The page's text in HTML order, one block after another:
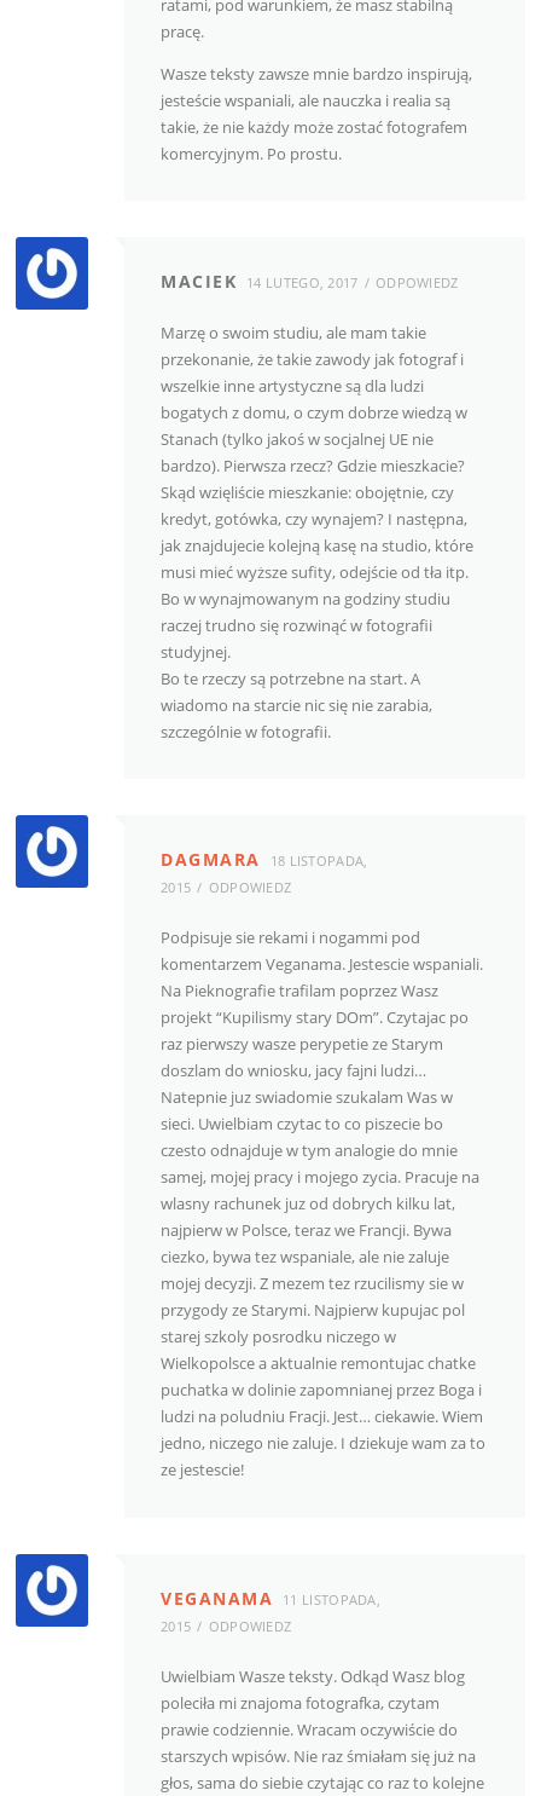
ratami, pod warunkiem, że masz stabilną
pracę.
Wasze teksty zawsze mnie bardzo inspirują,
jesteście wspaniali, ale nauczka i realia są
takie, że nie każdy może zostać fotografem
komercyjnym. Po prostu.
MACIEK 14 LUTEGO, 2017 ODPOWIEDZ
Marzę o swoim studiu, ale mam takie
przekonanie, że takie zawody jak fotograf i
wszelkie inne artystyczne są dla ludzi
bogatych z domu, o czym dobrze wiedzą w
Stanach (tylko jakoś w socjalnej UE nie
bardzo). Pierwsza rzecz? Gdzie mieszkacie?
Skąd wzięliście mieszkanie: obojętnie, czy
kredyt, gotówka, czy wynajem? I następna,
jak znajdujecie kolejną kasę na studio, które
musi mieć wyższe sufity, odejście od tła itp.
Bo w wynajmowanym na godziny studiu
raczej trudno się rozwinąć w fotografii
studyjnej.
Bo te rzeczy są potrzebne na start. A
wiadomo na starcie nic się nie zarabia,
szczególnie w fotografii.
DAGMARA
18 LISTOPADA,
2015
ODPOWIEDZ
Podpisuje sie rekami i nogammi pod
komentarzem Veganama. Jestescie wspaniali.
Na Pieknografie trafilam poprzez Wasz
projekt “Kupilismy stary DOm”. Czytajac po
raz pierwszy wasze perypetie ze Starym
doszlam do wniosku, jacy fajni ludzi…
Natepnie juz swiadomie szukalam Was w
sieci. Uwielbiam czytac to co piszecie bo
czesto odnajduje w tym analogie do mnie
samej, mojej pracy i mojego zycia. Pracuje na
wlasny rachunek juz od dobrych kilku lat,
najpierw w Polsce, teraz we Francji. Bywa
ciezko, bywa tez wspaniale, ale nie zaluje
mojej decyzji. Z mezem tez rzucilismy sie w
przygody ze Starymi. Najpierw kupujac pol
starej szkoly posrodku niczego w
Wielkopolsce a aktualnie remontujac chatke
puchatka w dolinie zapomnianej przez Boga i
ludzi na poludniu Fracji. Jest… ciekawie. Wiem
jedno, niczego nie zaluje. I dziekuje wam za to
ze jestescie!
VEGANAMA
11 LISTOPADA,
2015
ODPOWIEDZ
Uwielbiam Wasze teksty. Odkąd Wasz blog
poleciła mi znajoma fotografka, czytam
prawie codziennie. Wracam oczywiście do
starszych wpisów. Nie raz śmiałam się już na
głos, sama do siebie czytając co raz to kolejne